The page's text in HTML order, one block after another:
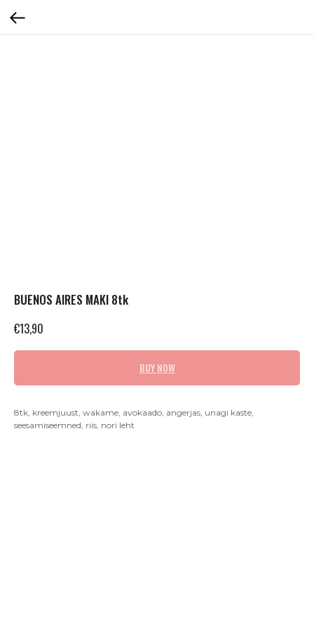
BUENOS AIRES MAKI 8tk
€13,90
BUY NOW
8tk, kreemjuust, wakame, avokaado, angerjas, unagi kaste,
seesamiseemned, riis, nori leht